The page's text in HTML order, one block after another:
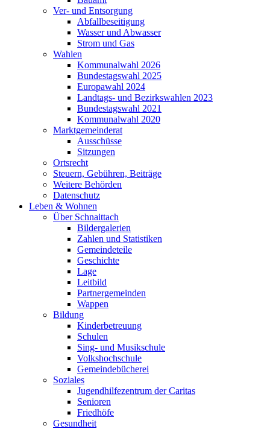
Ver- und Entsorgung
Abfallbeseitigung
Wasser und Abwasser
Strom und Gas
Wahlen
Kommunalwahl 2026
Bundestagswahl 2025
Europawahl 2024
Landtags- und Bezirkswahlen 2023
Bundestagswahl 2021
Kommunalwahl 2020
Marktgemeinderat
Ausschüsse
Sitzungen
Ortsrecht
Steuern, Gebühren, Beiträge
Weitere Behörden
Datenschutz
Leben & Wohnen
Über Schnaittach
Bildergalerien
Zahlen und Statistiken
Gemeindeteile
Geschichte
Lage
Leitbild
Partnergemeinden
Wappen
Bildung
Kinderbetreuung
Schulen
Sing- und Musikschule
Volkshochschule
Gemeindebücherei
Soziales
Jugendhilfezentrum der Caritas
Senioren
Friedhöfe
Gesundheit